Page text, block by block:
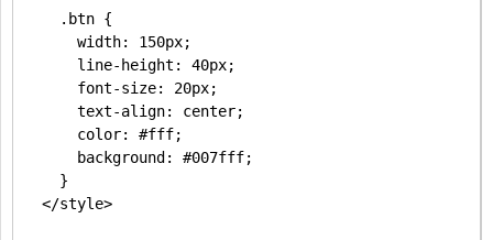
    .btn {
      width: 150px;
      line-height: 40px;
      font-size: 20px;
      text-align: center;
      color: #fff;
      background: #007fff;
    }
  </style>